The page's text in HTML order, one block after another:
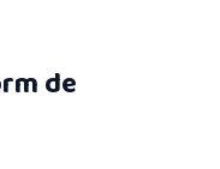
de